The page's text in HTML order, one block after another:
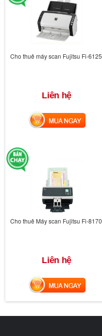
Cho thuê máy scan Fujitsu Fi-6125
Liên hệ
MUA NGAY
Cho thuê Máy scan Fujitsu Fi-8170
Liên hệ
MUA NGAY